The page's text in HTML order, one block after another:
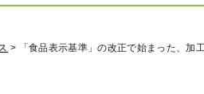
> 「食品表示基準」の改正で始まった、加